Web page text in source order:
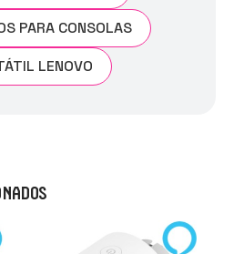
PARA CONSOLAS
LENOVO